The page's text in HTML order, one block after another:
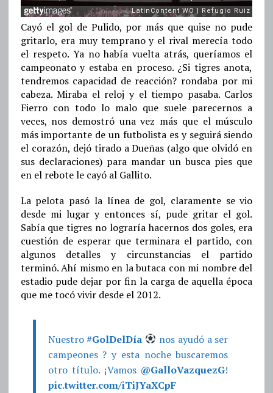
Cayó el gol de Pulido, por más que quise no pude
gritarlo, era muy temprano y el rival merecía todo
el respeto. Ya no había vuelta atrás, queríamos el
campeonato y estaba en proceso. ¿Si tigres anota,
tendremos capacidad de reacción? rondaba por mi
cabeza. Miraba el reloj y el tiempo pasaba. Carlos
Fierro con todo lo malo que suele parecernos a
veces, nos demostró una vez más que el músculo
más importante de un futbolista es y seguirá siendo
el corazón, dejó tirado a Dueñas (algo que olvidó en
sus declaraciones) para mandar un busca pies que
en el rebote le cayó al Gallito.
La pelota pasó la línea de gol, claramente se vio
desde mi lugar y entonces sí, pude gritar el gol.
Sabía que tigres no lograría hacernos dos goles, era
cuestión de esperar que terminara el partido, con
algunos detalles y circunstancias el partido
terminó. Ahí mismo en la butaca con mi nombre del
estadio pude dejar por fin la carga de aquella época
que me tocó vivir desde el 2012.
Nuestro#GolDelDía
nos ayudó a ser
campeones ? y esta noche buscaremos
otro título. ¡Vamos @GalloVazquezG!
pic.twitter.com/iTiJYaXCpF